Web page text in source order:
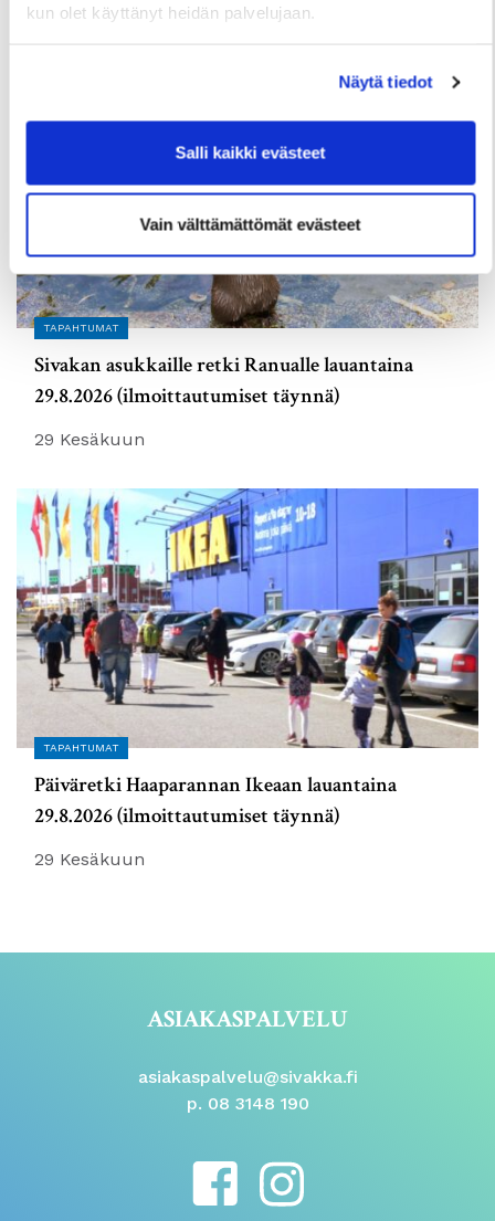
kun olet käyttänyt heidän palvelujaan.
Näytä tiedot
Salli kaikki evästeet
Vain välttämättömät evästeet
2 Heinäkuun
TAPAHTUMAT
Sivakan asukkaille retki Ranualle lauantaina
29.8.2026 (ilmoittautumiset täynnä)
29 Kesäkuun
TAPAHTUMAT
Päiväretki Haaparannan Ikeaan lauantaina
29.8.2026 (ilmoittautumiset täynnä)
29 Kesäkuun
ASIAKASPALVELU
asiakaspalvelu@sivakka.fi
p. 08 3148 190